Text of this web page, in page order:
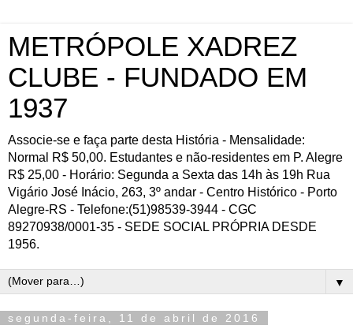
METRÓPOLE XADREZ
CLUBE - FUNDADO EM
1937
Associe-se e faça parte desta História - Mensalidade:
Normal R$ 50,00. Estudantes e não-residentes em P. Alegre
R$ 25,00 - Horário: Segunda a Sexta das 14h às 19h Rua
Vigário José Inácio, 263, 3º andar - Centro Histórico - Porto
Alegre-RS - Telefone:(51)98539-3944 - CGC
89270938/0001-35 - SEDE SOCIAL PRÓPRIA DESDE
1956.
▼
segunda-feira, 11 de abril de 2016